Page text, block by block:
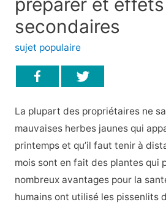
secondaires
sujet populaire
La plupart des propriétaires ne
mauvaises herbes jaunes qui
printemps et qu’il faut tenir à
mois sont en fait des plantes qui
nombreux avantages pour la
humains ont utilisé les pissenlits